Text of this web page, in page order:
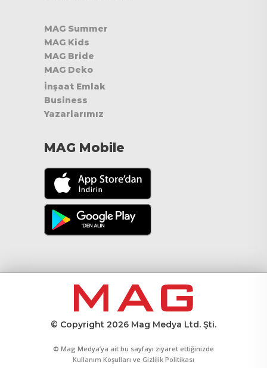
MAG Summer
MAG Kids
MAG Bride
MAG Deko
İnşaat Emlak
Business
Yazarlarımız
MAG Mobile
© Copyright 2026 Mag Medya Ltd. Şti.
© Mag Medya’ya ait bu sayfayı ziyaret ettiğinizde
Kullanım Koşulları ve Gizlilik Politikası